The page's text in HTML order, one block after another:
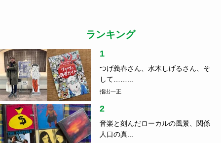
ランキング
1
つげ義春さん、水木しげるさん、そ
して……...
指出一正
2
音楽と刻んだローカルの風景、関係
人口の真...